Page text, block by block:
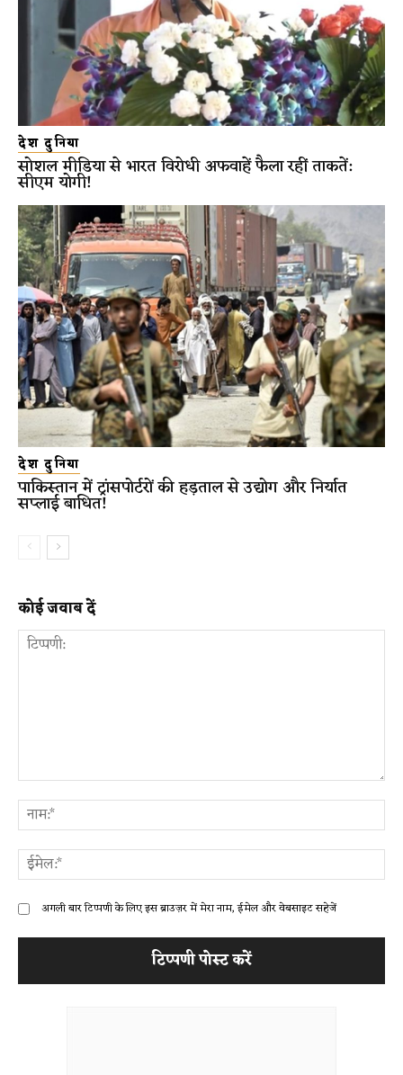
देश दुनिया
सोशल मीडिया से भारत विरोधी अफवाहें फैला रहीं ताकतें:
सीएम योगी!
देश दुनिया
पाकिस्तान में ट्रांसपोर्टरों की हड़ताल से उद्योग और निर्यात
सप्लाई बाधित!
कोई जवाब दें
अगली बार टिप्पणी के लिए इस ब्राउज़र में मेरा नाम, ईमेल और वेबसाइट सहेजें